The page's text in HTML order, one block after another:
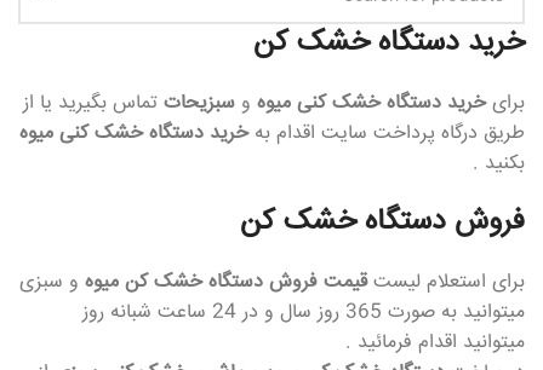
خرید دستگاه خشک کن
برایخرید دستگاه خشک کنی میوه و سبزیحات تماس بگیرید یا از
طریق درگاه پرداخت سایت اقدام بهخرید دستگاه خشک کنی میوه
بکنید .
فروش دستگاه خشک کن
برای استعلام لیستقیمت فروش دستگاه خشک کن میوه و سبزی
میتوانید به صورت 365 روز سال و در 24 ساعت شبانه روز
میتوانید اقدام فرمائید .